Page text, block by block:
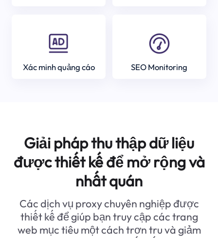
Xác minh quảng cáo SEO Monitoring
Giải pháp thu thập dữ liệu
được thiết kế để mở rộng và
nhất quán
Các dịch vụ proxy chuyên nghiệp được
thiết kế để giúp bạn truy cập các trang
web mục tiêu một cách trơn tru và giảm